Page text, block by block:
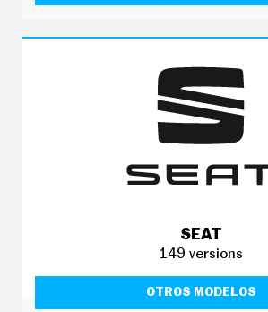
SEAT
149 versions
OTROS MODELOS